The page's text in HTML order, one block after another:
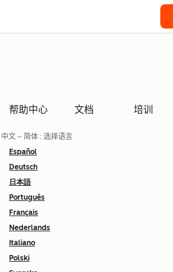
帮助中心 文档 培训
中文 – 简体 : 选择语言
Español
Deutsch
日本語
Português
Français
Nederlands
Italiano
Polski